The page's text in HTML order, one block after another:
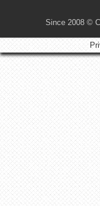
Since 2008 ©